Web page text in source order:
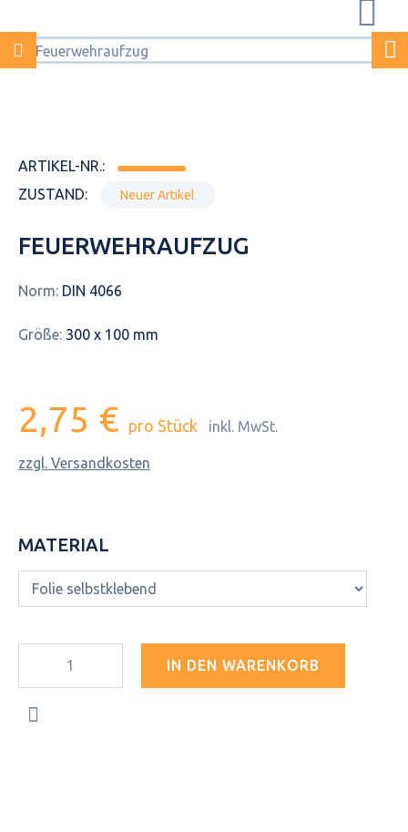
ARTIKEL-NR.:
ZUSTAND:
Neuer Artikel
FEUERWEHRAUFZUG
Norm: DIN 4066
Größe: 300 x 100 mm
2,75 € pro Stück inkl. MwSt.
zzgl. Versandkosten
MATERIAL
IN DEN WARENKORB